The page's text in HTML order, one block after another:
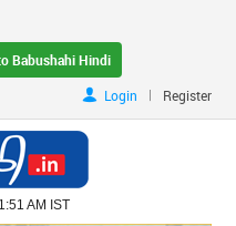
Babushahi Hindi
Login
| Register
AM IST